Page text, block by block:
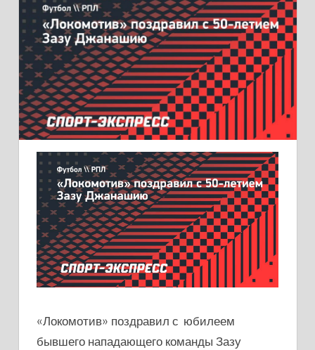
«Локомотив» поздравил с юбилеем
бывшего нападающего команды Зазу